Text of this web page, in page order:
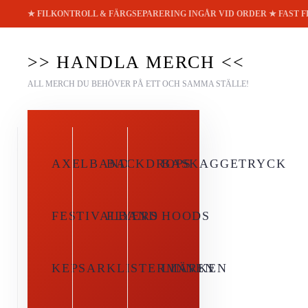
★ FILKONTROLL & FÄRGSEPARERING INGÅR VID ORDER ★ FAST
>> HANDLA MERCH <<
ALL MERCH DU BEHÖVER PÅ ETT OCH SAMMA STÄLLE!
AXELBANDBACKDROPSBASKAGGETRYCK
FESTIVALBAND
FLYERS HOODS
KEPSARKLISTERMÄRKEN
LINNEN